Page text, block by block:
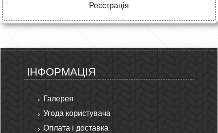
Реєстрація
ІНФОРМАЦІЯ
Галерея
Угода користувача
Оплата і доставка